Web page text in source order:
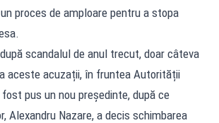
proces de amploare pentru a stopa
scandalul de anul trecut, doar câteva
aceste acuzații, în fruntea Autorității
pus un nou președinte, după ce
Alexandru Nazare, a decis schimbarea